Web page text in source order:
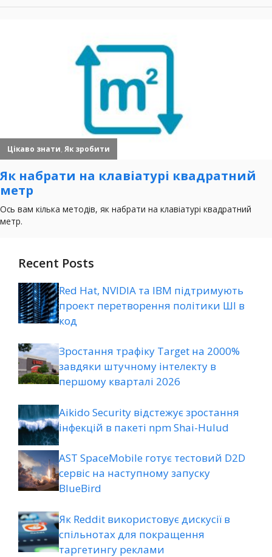
Recent Posts
Red Hat, NVIDIA та IBM підтримують
проект перетворення політики ШІ в
код
Зростання трафіку Target на 2000%
завдяки штучному інтелекту в
першому кварталі 2026
Aikido Security відстежує зростання
інфекцій в пакеті npm Shai-Hulud
AST SpaceMobile готує тестовий D2D
сервіс на наступному запуску
BlueBird
Як Reddit використовує дискусії в
спільнотах для покращення
таргетингу реклами